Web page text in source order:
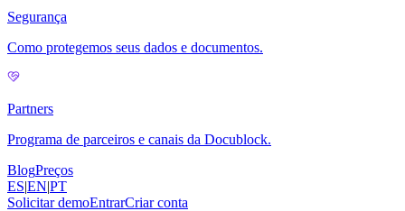
Segurança
Como protegemos seus dados e documentos.
Partners
Programa de parceiros e canais da Docublock.
BlogPreços
ES|EN|PT
Solicitar demoEntrarCriar conta